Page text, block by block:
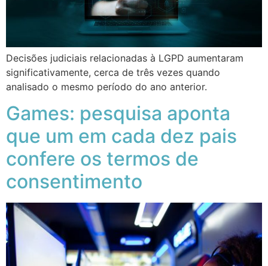
Decisões judiciais relacionadas à LGPD aumentaram
significativamente, cerca de três vezes quando
analisado o mesmo período do ano anterior.
Games: pesquisa aponta
que um em cada dez pais
confere os termos de
consentimento